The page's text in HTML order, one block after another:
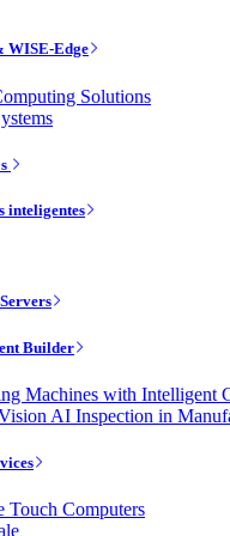
WISE-Edge
Solutions
inteligentes
Builder
Machines with Intelligent
AI Inspection in
Touch Computers